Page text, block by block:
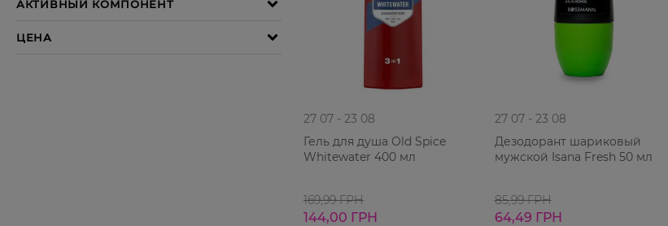
27 07 - 23 08
Гель для душа Old Spice
Whitewater 400 мл
169,99 ГРН
144,00 ГРН
27 07 - 23 08
Дезодорант шариковый
мужской Isana Fresh 50 мл
85,99 ГРН
64,49 ГРН